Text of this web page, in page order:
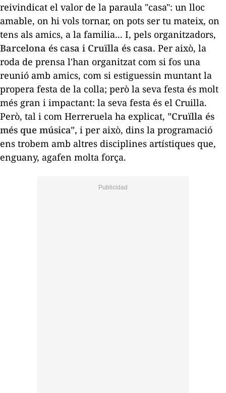
reivindicat el valor de la paraula "casa": un lloc
amable, on hi vols tornar, on pots ser tu mateix, on
tens als amics, a la familia... I, pels organitzadors,
Barcelona és casa i Cruïlla és casa. Per això, la
roda de prensa l'han organitzat com si fos una
reunió amb amics, com si estiguessin muntant la
propera festa de la colla; però la seva festa és molt
més gran i impactant: la seva festa és el Cruilla.
Però, tal i com Herreruela ha explicat, "Cruïlla és
més que música", i per això, dins la programació
ens trobem amb altres disciplines artístiques que,
enguany, agafen molta força.